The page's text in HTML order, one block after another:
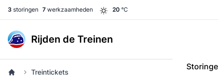
3 storingen 7 werkzaamheden 20 °C
Rijden de Treinen
Treintickets